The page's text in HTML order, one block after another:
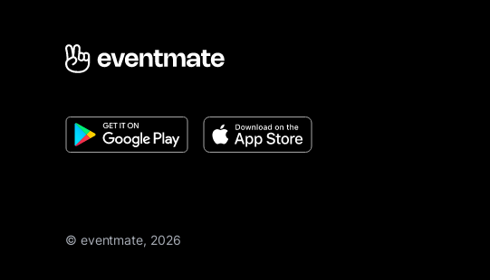
© eventmate, 2026